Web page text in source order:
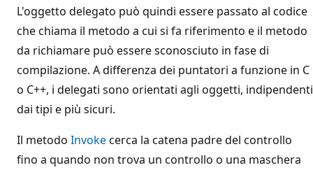
L'oggetto delegato può quindi essere passato al codice
che chiama il metodo a cui si fa riferimento e il metodo
da richiamare può essere sconosciuto in fase di
compilazione. A differenza dei puntatori a funzione in C
o C++, i delegati sono orientati agli oggetti, indipendenti
dai tipi e più sicuri.
Il metodo Invokecerca la catena padre del controllo
fino a quando non trova un controllo o una maschera